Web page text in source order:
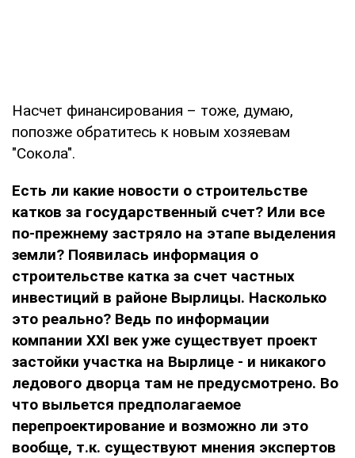
Насчет финансирования – тоже, думаю,
попозже обратитесь к новым хозяевам
"Сокола".
Есть ли какие новости о строительстве
катков за государственный счет? Или все
по-прежнему застряло на этапе выделения
земли? Появилась информация о
строительстве катка за счет частных
инвестиций в районе Вырлицы. Насколько
это реально? Ведь по информации
компании XXI век уже существует проект
застойки участка на Вырлице - и никакого
ледового дворца там не предусмотрено. Во
что выльется предполагаемое
перепроектирование и возможно ли это
вообще, т.к. существуют мнения экспертов